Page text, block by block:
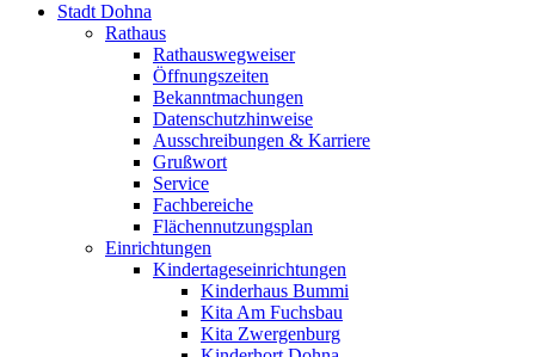
Stadt Dohna
Rathaus
Rathauswegweiser
Öffnungszeiten
Bekanntmachungen
Datenschutzhinweise
Ausschreibungen & Karriere
Grußwort
Service
Fachbereiche
Flächennutzungsplan
Einrichtungen
Kindertageseinrichtungen
Kinderhaus Bummi
Kita Am Fuchsbau
Kita Zwergenburg